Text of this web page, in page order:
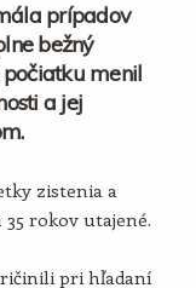
prípadov
bežný
menil
a jej
zistenia a
rokov utajené.
pri hľadaní